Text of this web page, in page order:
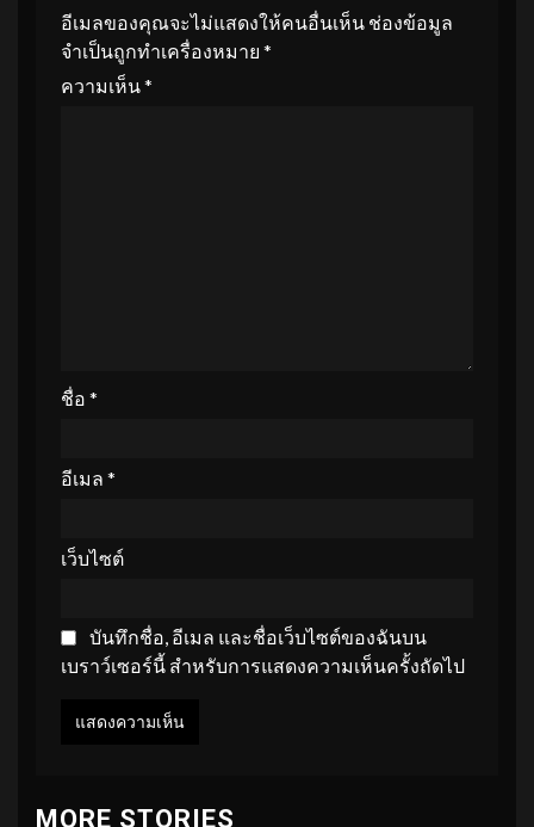
อีเมลของคุณจะไม่แสดงให้คนอื่นเห็น ช่องข้อมูล
จำเป็นถูกทำเครื่องหมาย *
ความเห็น*
ชื่อ *
อีเมล *
เว็บไซต์
บันทึกชื่อ, อีเมล และชื่อเว็บไซต์ของฉันบน
เบราว์เซอร์นี้ สำหรับการแสดงความเห็นครั้งถัดไป
MORE STORIES